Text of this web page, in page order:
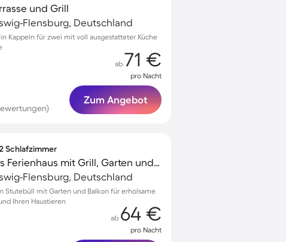
und Grill
Flensburg, Deutschland
in Kappeln für zwei mit voll ausgestatteter Küche
ab 71 €
pro Nacht
Zum Angebot
Schlafzimmer
Voll ausgestattetes Ferienhaus mit Grill, Garten und Terrasse | Naturblick | Haustiere sind willkommen
Flensburg, Deutschland
Stutebüll mit Garten und Balkon für erholsame
Ihren Haustieren
ab 64 €
pro Nacht